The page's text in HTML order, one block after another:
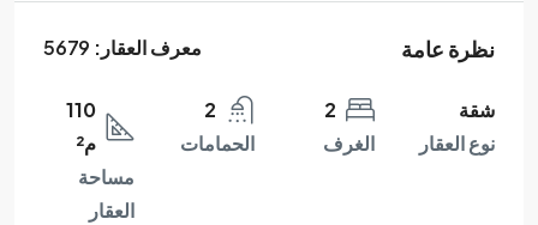
نظرة عامة معرف العقار:
شقة
نوع العقار
2
الغرف
2
الحمامات
110
م²
مساحة
العقار